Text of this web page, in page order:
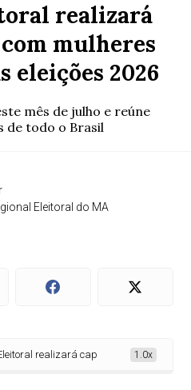
realizará
mulheres
eleições 2026
mês de julho e reúne
de todo o Brasil
Eleitoral do MA
realizará capacitação com mulheres
1.0x